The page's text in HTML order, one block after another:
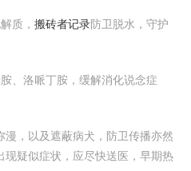
质， 搬砖者记录防卫脱水，守护
、洛哌丁胺，缓解消化说念症
，以及遮蔽病犬，防卫传播亦然
现疑似症状，应尽快送医，早期热